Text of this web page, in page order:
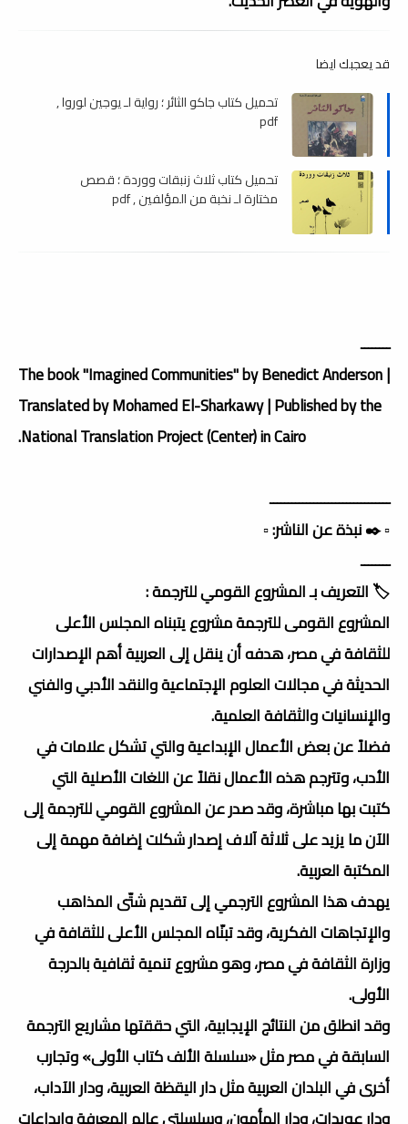
قد يعجبك ايضا
تحميل كتاب جاكو الثائر ؛ رواية لـ يوجين لوروا ,
pdf
تحميل كتاب ثلاث زنبقات ووردة ؛ قصص
مختارة لـ نخبة من المؤلفين , pdf
ــــــــ
The book "Imagined Communities" by Benedict Anderson |
Translated by Mohamed El-Sharkawy | Published by the
National Translation Project (Center) in Cairo.
ـــــــــــــــــــــــــــــــــ
▫️ ✒️ نبذة عن الناشر: ▫️
ــــــــ
🏷️ التعريف بـ المشروع القومي للترجمة :
المشروع القومى للترجمة مشروع يتبناه المجلس الأعلى
للثقافة في مصر، هدفه أن ينقل إلى العربية أهم الإصدارات
الحديثة في مجالات العلوم الإجتماعية والنقد الأدبي والفني
والإنسانيات والثقافة العلمية.
فضلاً عن بعض الأعمال الإبداعية والتي تشكل علامات في
الأدب، وتترجم هذه الأعمال نقلاً عن اللغات الأصلية التي
كتبت بها مباشرة، وقد صدر عن المشروع القومي للترجمة إلى
الآن ما يزيد على ثلاثة آلاف إصدار شكلت إضافة مهمة إلى
المكتبة العربية.
يهدف هذا المشروع الترجمي إلى تقديم شتّى المذاهب
والإتجاهات الفكرية، وقد تبنّاه المجلس الأعلى للثقافة في
وزارة الثقافة في مصر، وهو مشروع تنمية ثقافية بالدرجة
الأولى.
وقد انطلق من النتائج الإيجابية، التي حققتها مشاريع الترجمة
السابقة في مصر مثل «سلسلة الألف كتاب الأولى» وتجارب
أخرى في البلدان العربية مثل دار اليقظة العربية، ودار الآداب،